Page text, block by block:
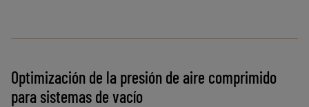
Optimización de la presión de aire comprimido
para sistemas de vacío